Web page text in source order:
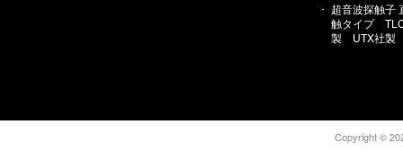
超音波探触子
触タイプ
製 UTX社製
Copyright ©